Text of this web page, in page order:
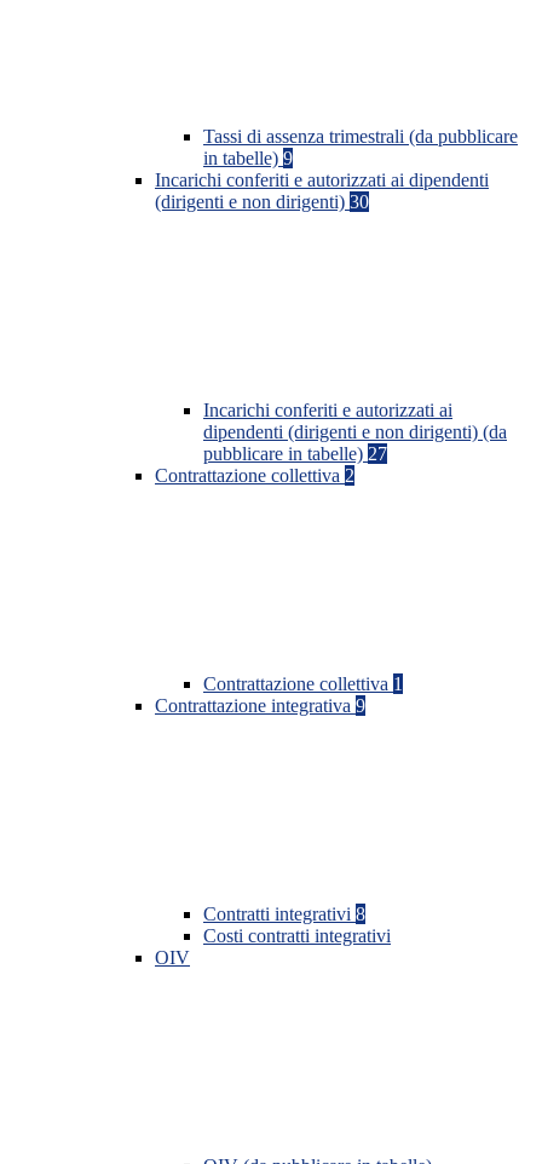
Tassi di assenza trimestrali (da pubblicare
in tabelle) 9
Incarichi conferiti e autorizzati ai dipendenti
(dirigenti e non dirigenti) 30
Incarichi conferiti e autorizzati ai
dipendenti (dirigenti e non dirigenti) (da
pubblicare in tabelle) 27
Contrattazione collettiva 2
Contrattazione collettiva 1
Contrattazione integrativa 9
Contratti integrativi 8
Costi contratti integrativi
OIV